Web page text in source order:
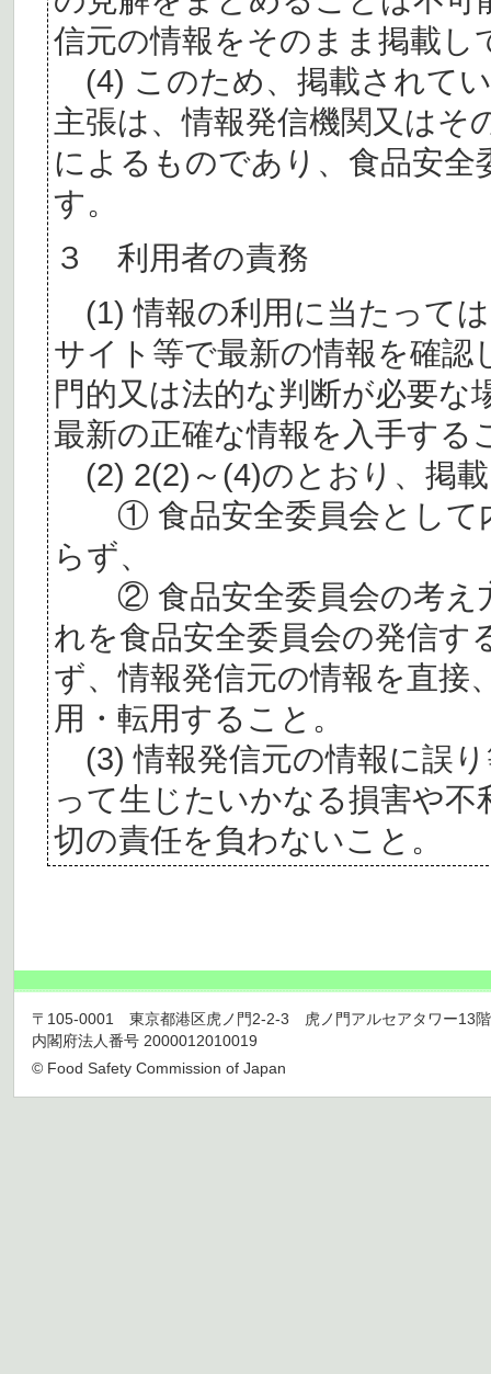
信元の情報をそのまま掲載し
(4) このため、掲載されて
主張は、情報発信機関又はそ
によるものであり、食品安
す。
３ 利用者の責務
(1) 情報の利用に当たって
サイト等で最新の情報を確認
門的又は法的な判断が必要
最新の正確な情報を入手する
(2) 2(2)～(4)のとおり、掲
① 食品安全委員会として
らず、
② 食品安全委員会の考え
れを食品安全委員会の発信す
ず、情報発信元の情報を直接
用・転用すること。
(3) 情報発信元の情報に誤
って生じたいかなる損害や
切の責任を負わないこと。
〒105-0001 東京都港区虎ノ門2-2-3 虎ノ門アルセアタワー13
内閣府法人番号 2000012010019
© Food Safety Commission of Japan